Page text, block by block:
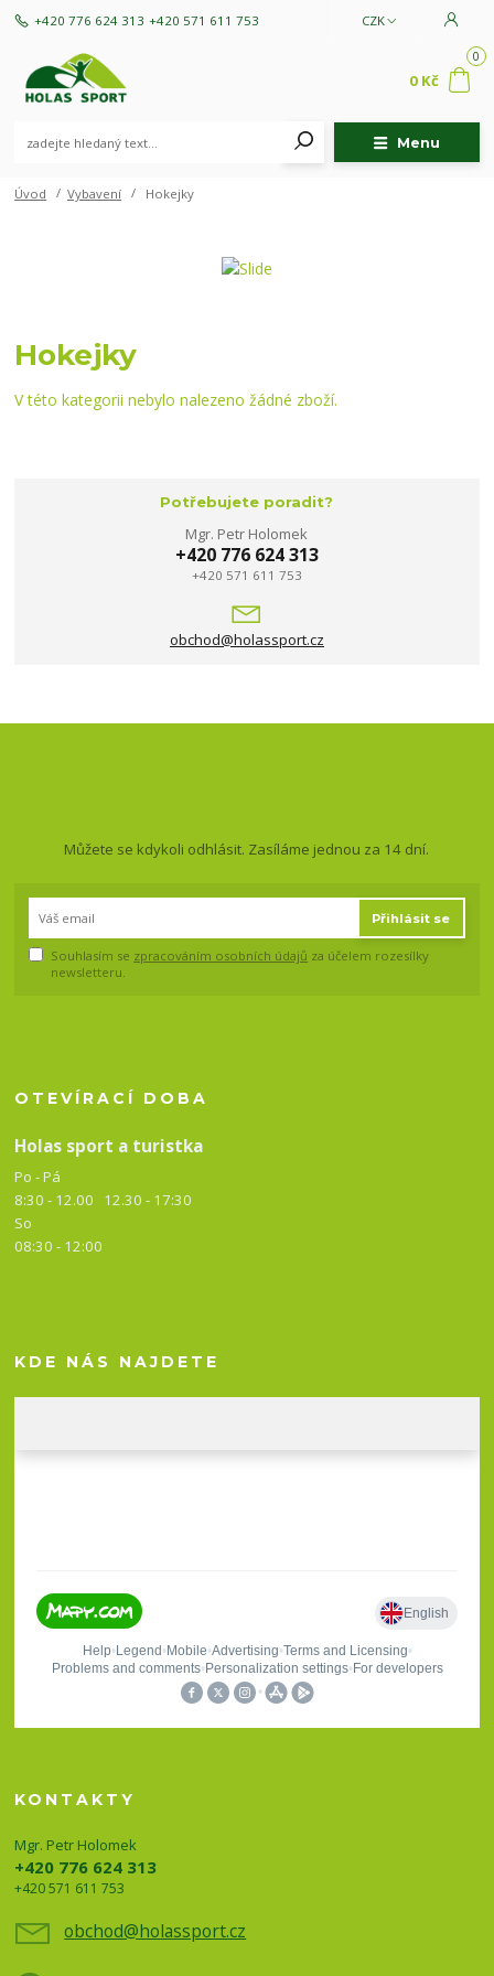
Menu
CZK
+420 776 624 313 +420 571 611 753
0
0 Kč
Úvod Vybavení Hokejky
Hokejky
V této kategorii nebylo nalezeno žádné zboží.
Potřebujete poradit?
Mgr. Petr Holomek
+420 776 624 313
+420 571 611 753
obchod@holassport.cz
Můžete se kdykoli odhlásit. Zasíláme jednou za 14 dní.
Přihlásit se
Souhlasím se zpracováním osobních údajů za účelem rozesílky
newsletteru.
OTEVÍRACÍ DOBA
Holas sport a turistka
Po - Pá
8:30 - 12.00 12.30 - 17:30
So
08:30 - 12:00
KDE NÁS NAJDETE
KONTAKTY
Mgr. Petr Holomek
+420 776 624 313
+420 571 611 753
obchod@holassport.cz